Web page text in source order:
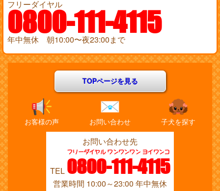
フリーダイヤル
0800-111-4115
年中無休 朝10:00〜夜23:00まで
TOPページを見る
お客様の声 お問い合わせ 子犬を探す
お問い合わせ先
TEL 0800-111-4115
フリーダイヤル ワンワンワン ヨイワンコ
営業時間 10:00～23:00 年中無休